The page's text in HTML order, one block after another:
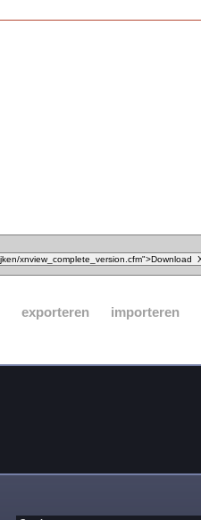
exporteren importeren